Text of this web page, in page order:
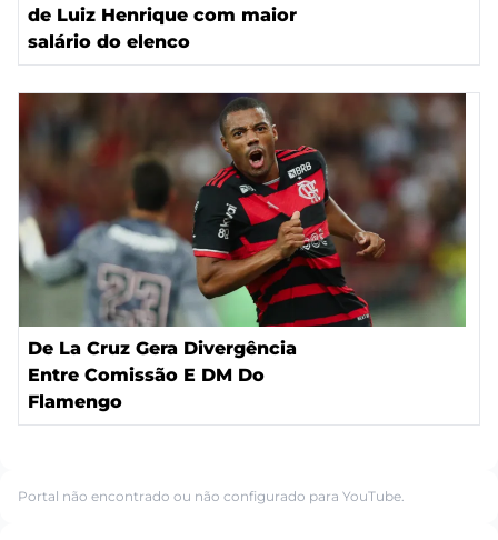
de Luiz Henrique com maior
salário do elenco
De La Cruz Gera Divergência
Entre Comissão E DM Do
Flamengo
Portal não encontrado ou não configurado para YouTube.